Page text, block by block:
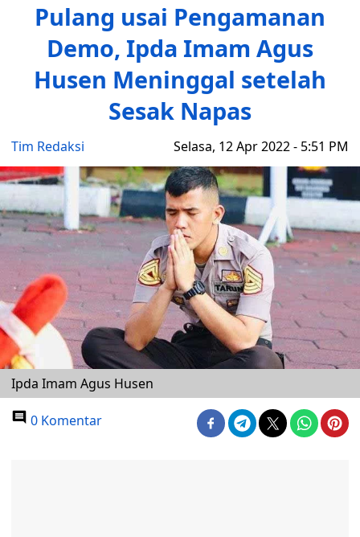
Pulang usai Pengamanan
Demo, Ipda Imam Agus
Husen Meninggal setelah
Sesak Napas
Tim Redaksi Selasa, 12 Apr 2022 - 5:51 PM
Ipda Imam Agus Husen
0 Komentar